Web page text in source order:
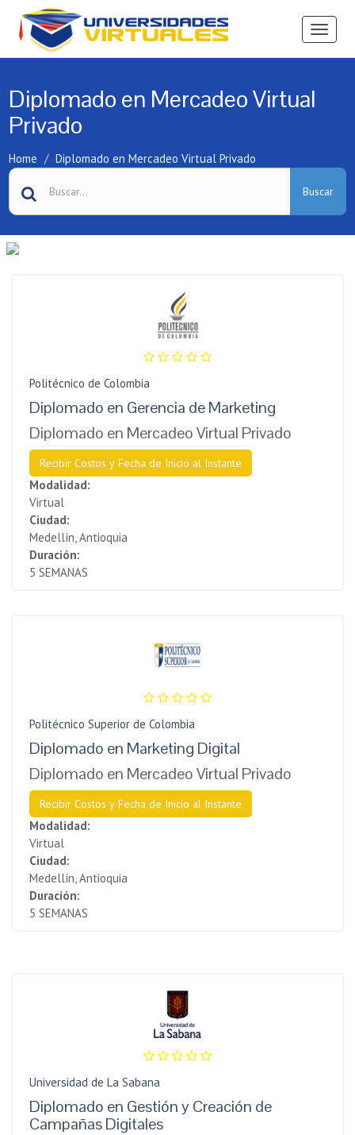
Ver
Diplomado en Mercadeo Virtual
Privado
Home Diplomado en Mercadeo Virtual Privado
Buscar
Politécnico de Colombia
Diplomado en Gerencia de Marketing
Diplomado en Mercadeo Virtual Privado
Recibir Costos y Fecha de Inicio al Instante
Modalidad:
Virtual
Ciudad:
Medellín, Antioquia
Duración:
5 SEMANAS
Politécnico Superior de Colombia
Diplomado en Marketing Digital
Diplomado en Mercadeo Virtual Privado
Recibir Costos y Fecha de Inicio al Instante
Modalidad:
Virtual
Ciudad:
Medellín, Antioquia
Duración:
5 SEMANAS
Universidad de La Sabana
Diplomado en Gestión y Creación de
Campañas Digitales